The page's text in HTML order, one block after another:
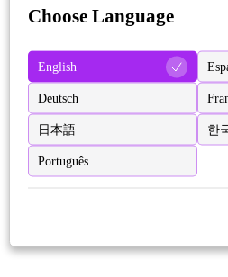
Choose Language
English
Deutsch
日本語 한
Português